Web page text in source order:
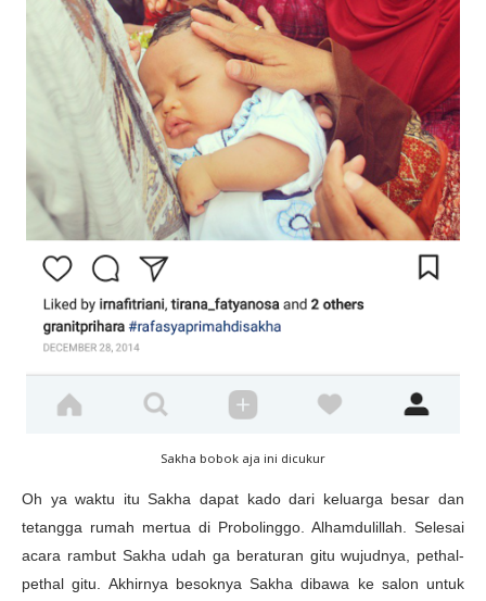
Sakha bobok aja ini dicukur
Oh ya waktu itu Sakha dapat kado dari keluarga besar dan
tetangga rumah mertua di Probolinggo. Alhamdulillah. Selesai
acara rambut Sakha udah ga beraturan gitu wujudnya, pethal-
pethal gitu. Akhirnya besoknya Sakha dibawa ke salon untuk